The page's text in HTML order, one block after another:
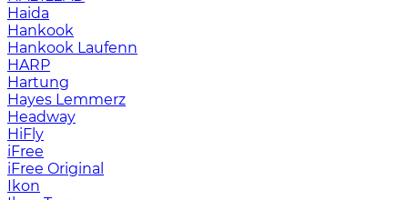
Haida
Hankook
Hankook Laufenn
HARP
Hartung
Hayes Lemmerz
Headway
HiFly
iFree
iFree Original
Ikon